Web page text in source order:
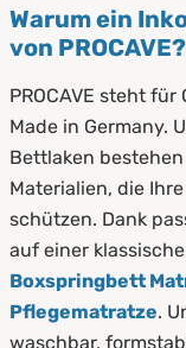
Warum ein
von PROCAVE?
PROCAVE steht
Made in Germany.
Bettlaken
Materialien, die
schützen. Dank
auf einer
Boxspringbett
Pflegematratze.
waschbar,